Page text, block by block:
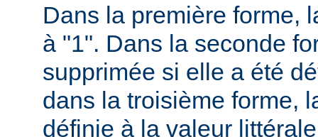
Dans la première forme,
à "1". Dans la seconde
supprimée si elle a été
dans la troisième forme,
définie à la valeur